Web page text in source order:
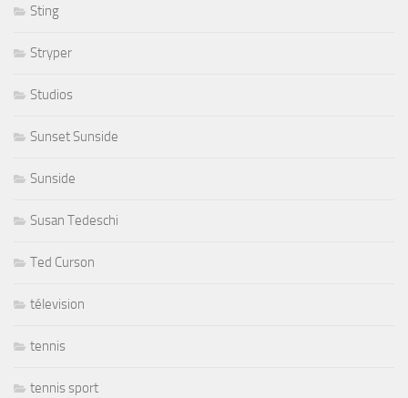
Sting
Stryper
Studios
Sunset Sunside
Sunside
Susan Tedeschi
Ted Curson
télevision
tennis
tennis sport